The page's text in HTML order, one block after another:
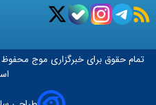
تمام حقوق برای خبرگزاری موج محفوظ